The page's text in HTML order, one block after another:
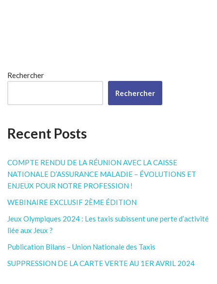
Rechercher
Rechercher
Recent Posts
COMPTE RENDU DE LA RÉUNION AVEC LA CAISSE
NATIONALE D’ASSURANCE MALADIE – ÉVOLUTIONS ET
ENJEUX POUR NOTRE PROFESSION !
WEBINAIRE EXCLUSIF 2ÈME ÉDITION
Jeux Olympiques 2024 : Les taxis subissent une perte d’activité
liée aux Jeux ?
Publication Bilans – Union Nationale des Taxis
SUPPRESSION DE LA CARTE VERTE AU 1ER AVRIL 2024